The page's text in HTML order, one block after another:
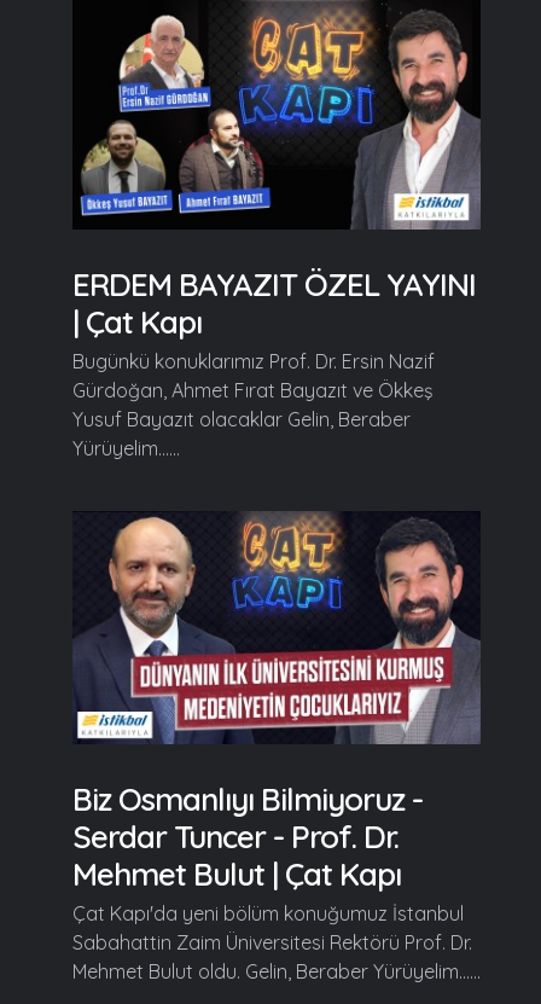
ERDEM BAYAZIT ÖZEL YAYINI
| Çat Kapı
Bugünkü konuklarımız Prof. Dr. Ersin Nazif
Gürdoğan, Ahmet Fırat Bayazıt ve Ökkeş
Yusuf Bayazıt olacaklar Gelin, Beraber
Yürüyelim......
Biz Osmanlıyı Bilmiyoruz -
Serdar Tuncer - Prof. Dr.
Mehmet Bulut | Çat Kapı
Çat Kapı'da yeni bölüm konuğumuz İstanbul
Sabahattin Zaim Üniversitesi Rektörü Prof. Dr.
Mehmet Bulut oldu. Gelin, Beraber Yürüyelim......